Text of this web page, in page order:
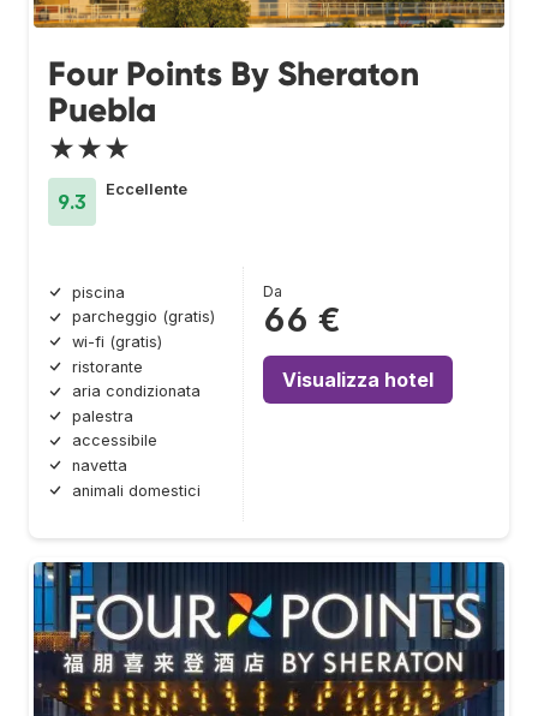
Four Points By Sheraton
Puebla
★★★
9.3
Eccellente
piscina
parcheggio (gratis)
wi-fi (gratis)
ristorante
aria condizionata
palestra
accessibile
navetta
animali domestici
Da
66 €
Visualizza hotel